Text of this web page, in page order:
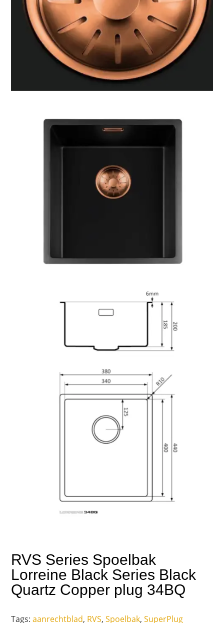
RVS Series Spoelbak
Lorreine Black Series Black
Quartz Copper plug 34BQ
Tags: aanrechtblad, RVS,Spoelbak,SuperPlug